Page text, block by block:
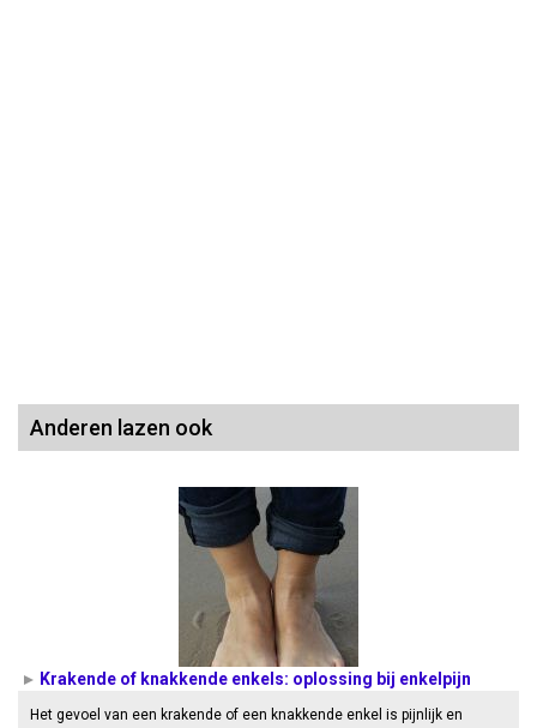
Anderen lazen ook
Krakende of knakkende enkels: oplossing bij enkelpijn
Het gevoel van een krakende of een knakkende enkel is pijnlijk en